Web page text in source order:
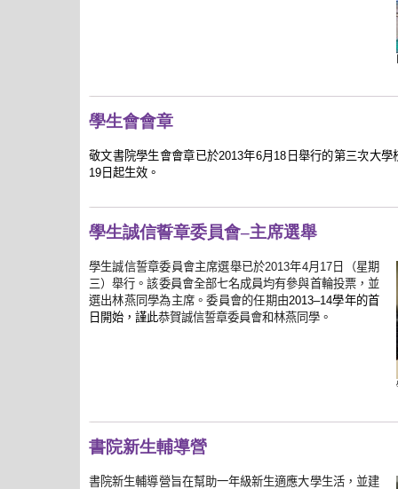
學生會會章
敬文書院學生會會章已於2013年6月 18 日舉行的第三次大
19日起生效。
學生誠信誓章委員會–主席選舉
學生誠信誓章委員會主席選舉已於2013年4月 17 日（星期
三）舉行。該委員會全部七名成員均有參與首輪投票，並
選出林燕同學為主席。委員會的任期由2013–14學年的首
日開始，謹此恭賀誠信誓章委員會和林燕同學。
書院新生輔導營
書院新生輔導營旨在幫助一年級新生適應大學生活，並建